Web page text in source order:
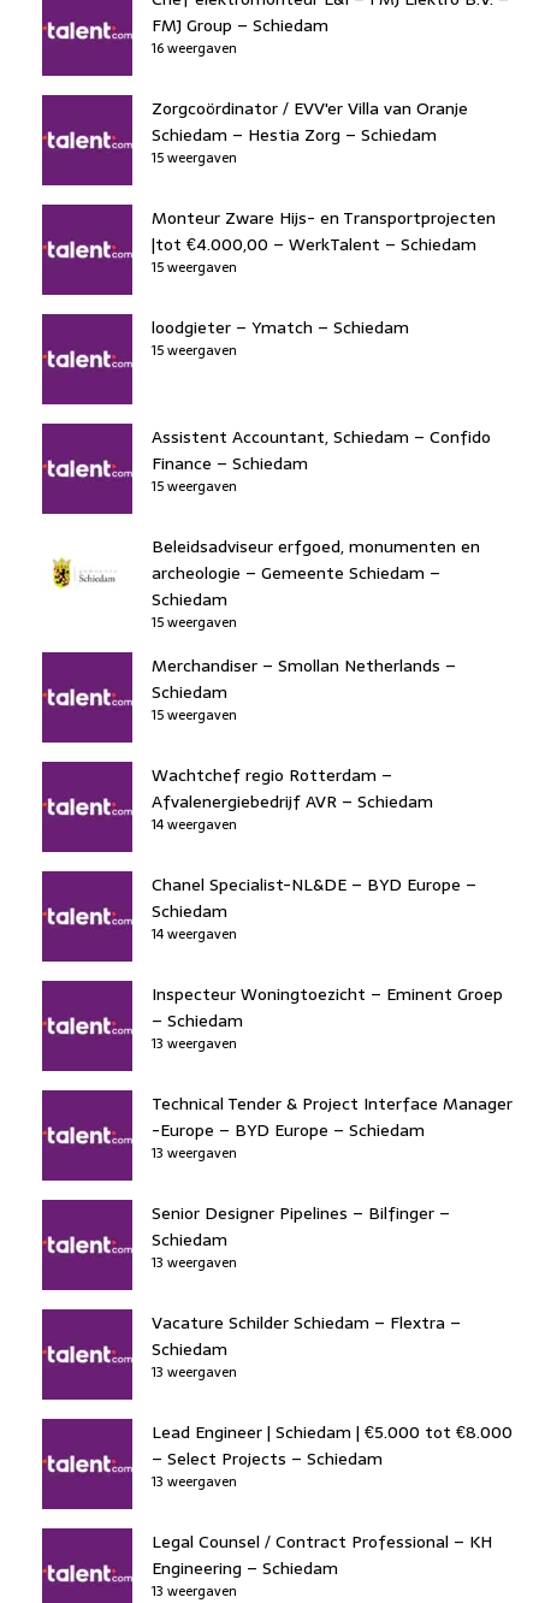
FMJ Group – Schiedam
16 weergaven
Zorgcoördinator / EVV'er Villa van Oranje
Schiedam – Hestia Zorg – Schiedam
15 weergaven
Monteur Zware Hijs- en Transportprojecten
|tot €4.000,00 – WerkTalent – Schiedam
15 weergaven
loodgieter – Ymatch – Schiedam
15 weergaven
Assistent Accountant, Schiedam – Confido
Finance – Schiedam
15 weergaven
Beleidsadviseur erfgoed, monumenten en
archeologie – Gemeente Schiedam –
Schiedam
15 weergaven
Merchandiser – Smollan Netherlands –
Schiedam
15 weergaven
Wachtchef regio Rotterdam –
Afvalenergiebedrijf AVR – Schiedam
14 weergaven
Chanel Specialist-NL&DE – BYD Europe –
Schiedam
14 weergaven
Inspecteur Woningtoezicht – Eminent Groep
– Schiedam
13 weergaven
Technical Tender & Project Interface Manager
-Europe – BYD Europe – Schiedam
13 weergaven
Senior Designer Pipelines – Bilfinger –
Schiedam
13 weergaven
Vacature Schilder Schiedam – Flextra –
Schiedam
13 weergaven
Lead Engineer | Schiedam | €5.000 tot €8.000
– Select Projects – Schiedam
13 weergaven
Legal Counsel / Contract Professional – KH
Engineering – Schiedam
13 weergaven